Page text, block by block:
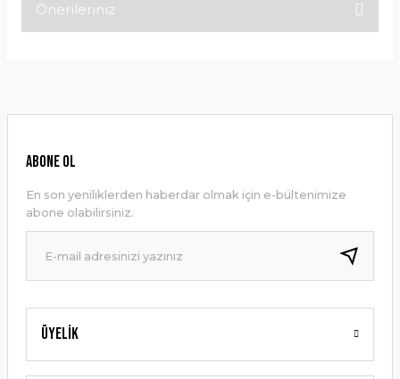
Önerileriniz
Ürün resmi kalitesiz, bozuk veya görüntülenemiyor.
Ürün bilgilerinde hatalar bulunuyor.
Ürün fiyatı diğer sitelerden daha pahalı.
Bu ürüne benzer farklı alternatifler olmalı.
Gönder
Üyelik
ABONE OL
En son yeniliklerden haberdar olmak için e-bültenimize
abone olabilirsiniz.